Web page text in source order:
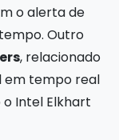
o alerta de
Outro
, relacionado
em tempo real
Intel Elkhart